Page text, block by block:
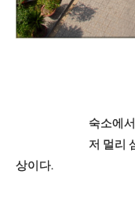
숙소에서 내려
저 멀리 섬들이
상이다.